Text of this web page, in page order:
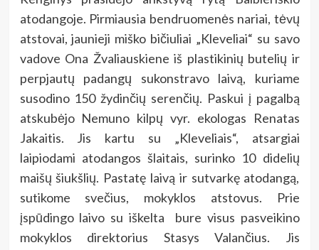
atodangoje. Pirmiausia bendruomenės nariai, tėvų
atstovai, jaunieji miško bičiuliai „Kleveliai“ su savo
vadove Ona Žvaliauskiene iš plastikinių butelių ir
perpjautų padangų sukonstravo laivą, kuriame
susodino 150 žydinčių serenčių. Paskui į pagalbą
atskubėjo Nemuno kilpų vyr. ekologas Renatas
Jakaitis. Jis kartu su „Kleveliais“, atsargiai
laipiodami atodangos šlaitais, surinko 10 didelių
maišų šiukšlių. Pastatę laivą ir sutvarkę atodangą,
sutikome svečius, mokyklos atstovus. Prie
įspūdingo laivo su iškelta bure visus pasveikino
mokyklos direktorius Stasys Valančius. Jis